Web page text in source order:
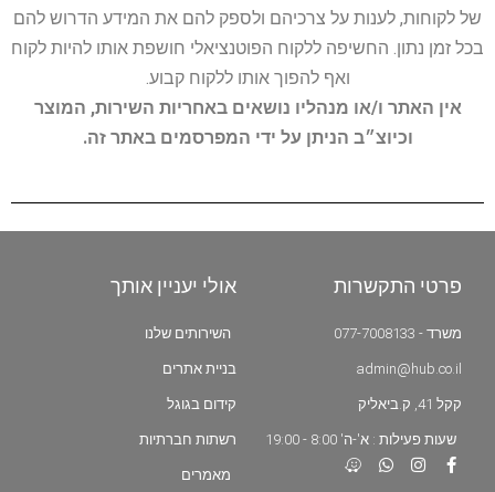
של לקוחות, לענות על צרכיהם ולספק להם את המידע הדרוש להם
בכל זמן נתון. החשיפה ללקוח הפוטנציאלי חושפת אותו להיות לקוח
ואף להפוך אותו ללקוח קבוע.
אין האתר ו/או מנהליו נושאים באחריות השירות, המוצר
וכיוצ״ב הניתן על ידי המפרסמים באתר זה.
פרטי התקשרות
משרד - 077-7008133
admin@hub.co.il
קקל 41, ק.ביאליק
שעות פעילות : א'-ה' 8:00 - 19:00
אולי יעניין אותך
השירותים שלנו
בניית אתרים
קידום בגוגל
רשתות חברתיות
מאמרים